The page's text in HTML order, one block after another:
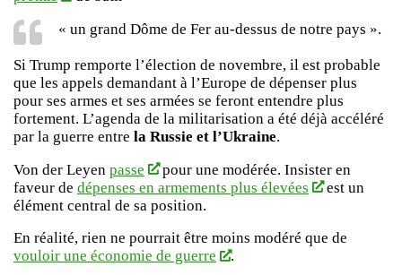
« un grand Dôme de Fer au-dessus de notre pays ».
Si Trump remporte l’élection de novembre, il est probable
que les appels demandant à l’Europe de dépenser plus
pour ses armes et ses armées se feront entendre plus
fortement. L’agenda de la militarisation a été déjà accéléré
par la guerre entre la Russie et l’Ukraine.
Von der Leyen passe
pour une modérée. Insister en
faveur de dépenses en armements plus élevées
est un
élément central de sa position.
En réalité, rien ne pourrait être moins modéré que de
vouloir une économie de guerre
.